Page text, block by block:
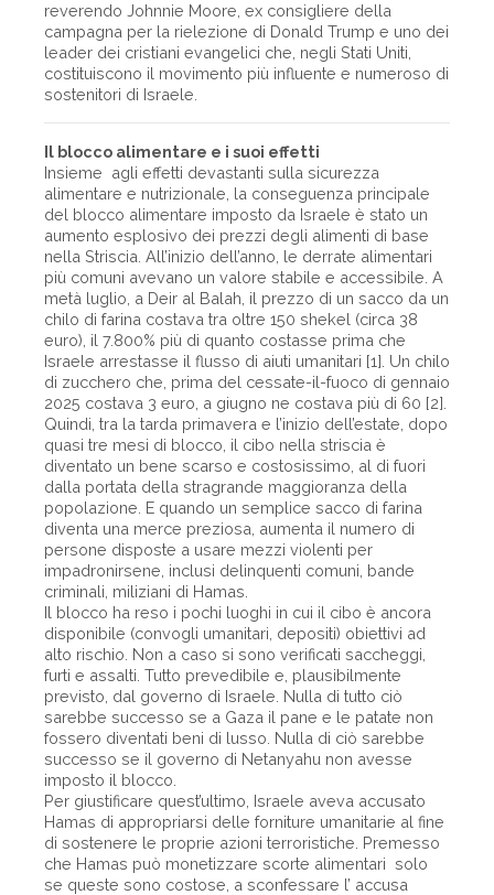
reverendo Johnnie Moore, ex consigliere della
campagna per la rielezione di Donald Trump e uno dei
leader dei cristiani evangelici che, negli Stati Uniti,
costituiscono il movimento più influente e numeroso di
sostenitori di Israele.
Il blocco alimentare e i suoi effetti
Insieme agli effetti devastanti sulla sicurezza
alimentare e nutrizionale, la conseguenza principale
del blocco alimentare imposto da Israele è stato un
aumento esplosivo dei prezzi degli alimenti di base
nella Striscia. All’inizio dell’anno, le derrate alimentari
più comuni avevano un valore stabile e accessibile. A
metà luglio, a Deir al Balah, il prezzo di un sacco da un
chilo di farina costava tra oltre 150 shekel (circa 38
euro), il 7.800% più di quanto costasse prima che
Israele arrestasse il flusso di aiuti umanitari [1]. Un chilo
di zucchero che, prima del cessate-il-fuoco di gennaio
2025 costava 3 euro, a giugno ne costava più di 60 [2].
Quindi, tra la tarda primavera e l’inizio dell’estate, dopo
quasi tre mesi di blocco, il cibo nella striscia è
diventato un bene scarso e costosissimo, al di fuori
dalla portata della stragrande maggioranza della
popolazione. E quando un semplice sacco di farina
diventa una merce preziosa, aumenta il numero di
persone disposte a usare mezzi violenti per
impadronirsene, inclusi delinquenti comuni, bande
criminali, miliziani di Hamas.
Il blocco ha reso i pochi luoghi in cui il cibo è ancora
disponibile (convogli umanitari, depositi) obiettivi ad
alto rischio. Non a caso si sono verificati saccheggi,
furti e assalti. Tutto prevedibile e, plausibilmente
previsto, dal governo di Israele. Nulla di tutto ciò
sarebbe successo se a Gaza il pane e le patate non
fossero diventati beni di lusso. Nulla di ciò sarebbe
successo se il governo di Netanyahu non avesse
imposto il blocco.
Per giustificare quest’ultimo, Israele aveva accusato
Hamas di appropriarsi delle forniture umanitarie al fine
di sostenere le proprie azioni terroristiche. Premesso
che Hamas può monetizzare scorte alimentari solo
se queste sono costose, a sconfessare l’ accusa